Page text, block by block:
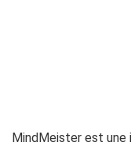
MindMeister est une